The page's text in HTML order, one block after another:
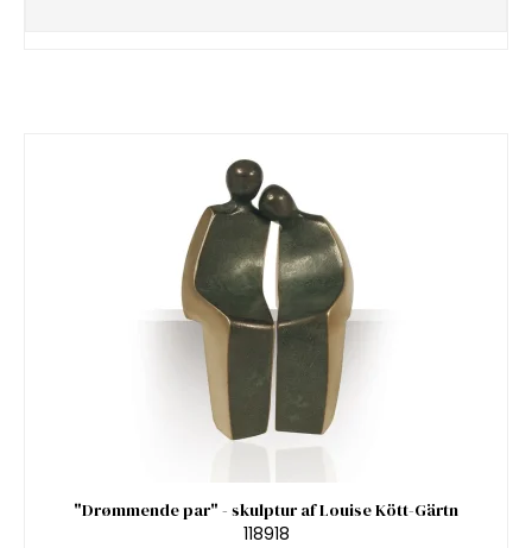
"Drømmende par" - skulptur af Louise Kött-Gärtn
118918